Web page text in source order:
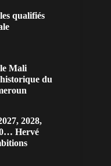
qualifiés
Mali
du
2028,
Hervé